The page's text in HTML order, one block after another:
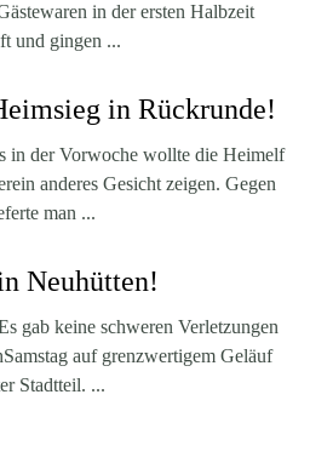
in der ersten Halbzeit
und gingen ...
in Rückrunde!
in der Vorwoche wollte die Heimelf
anderes Gesicht zeigen. Gegen
man ...
Neuhütten!
gab keine schweren Verletzungen
auf grenzwertigem Geläuf
Stadtteil. ...